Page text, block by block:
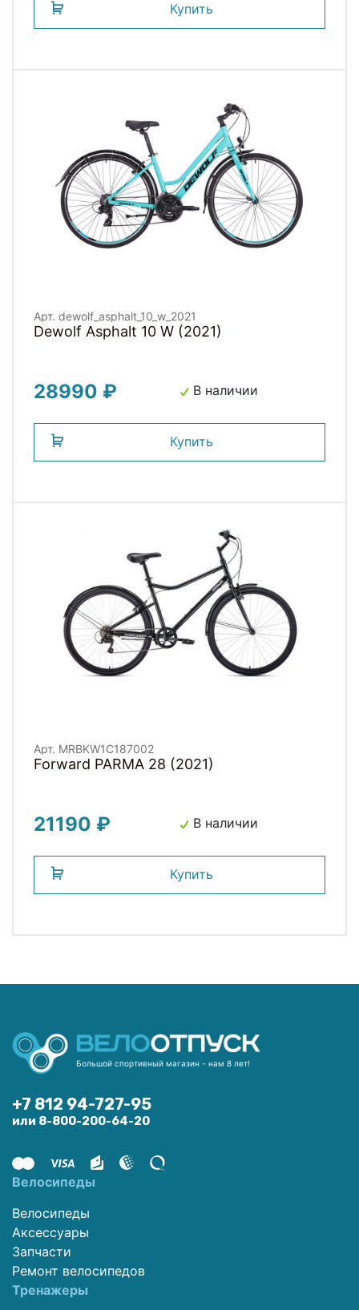
Купить
Арт. dewolf_asphalt_10_w_2021
Dewolf Asphalt 10 W (2021)
28990 ₽ В наличии
Купить
Арт. MRBKW1C187002
Forward PARMA 28 (2021)
21190 ₽ В наличии
Купить
Большой спортивный магазин - нам 8 лет!
+7 812 94-727-95
или 8-800-200-64-20
Велосипеды
Велосипеды
Аксессуары
Запчасти
Ремонт велосипедов
Тренажеры